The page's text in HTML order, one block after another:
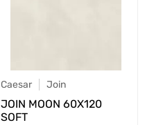
Caesar Join
JOIN MOON 60X120
SOFT